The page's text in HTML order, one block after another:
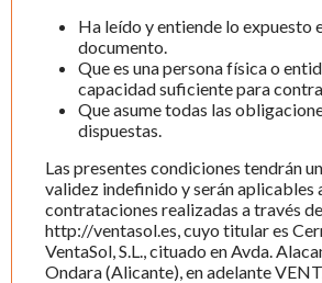
Ha leído y entiende lo expuesto
documento.
Que es una persona física o
capacidad suficiente para
Que asume todas las
dispuestas.
Las presentes condiciones tendrán
validez indefinido y serán aplicables
contrataciones realizadas a través
http://ventasol.es, cuyo titular es
VentaSol, S.L., cituado en Avda.
Ondara (Alicante), en adelante